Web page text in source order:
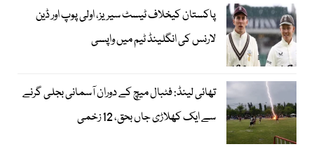
پاکستان کیخلاف ٹیسٹ سیریز، اولی پوپ اور ڈین
لارنس کی انگلینڈ ٹیم میں واپسی
تھائی لینڈ: فٹبال میچ کے دوران آسمانی بجلی گرنے
سے ایک کھلاڑی جاں بحق، 12 زخمی